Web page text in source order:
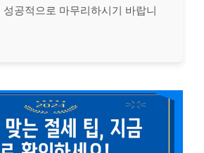
공적으로 마무리하시기 바랍니